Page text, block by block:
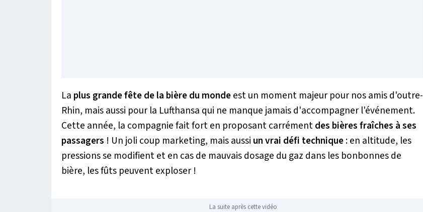
La plus grande fête de la bière du mondeest un moment majeur pour nos amis d'outre-
Rhin, mais aussi pour la Lufthansa qui ne manque jamais d'accompagner l'événement.
Cette année, la compagnie fait fort en proposant carrémentdes bières fraîches à ses
passagers ! Un joli coup marketing, mais aussi un vrai défi technique: en altitude, les
pressions se modifient et en cas de mauvais dosage du gaz dans les bonbonnes de
bière, les fûts peuvent exploser !
La suite après cette vidéo